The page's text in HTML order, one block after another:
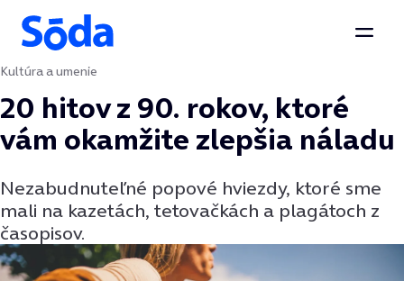
Preskočiť na obsah
Kultúra a umenie
20 hitov z 90. rokov, ktoré
vám okamžite zlepšia náladu
Nezabudnuteľné popové hviezdy, ktoré sme
mali na kazetách, tetovačkách a plagátoch z
časopisov.